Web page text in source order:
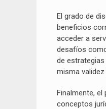
El grado de
beneficios
acceder a
desafíos
de
misma
Finalmente, el
conceptos